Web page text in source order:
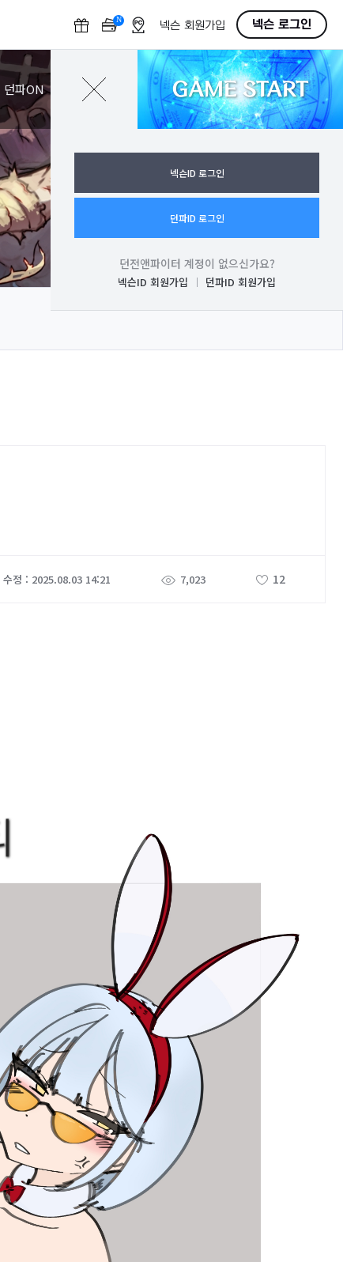
N
F
넥슨 회원가입 넥슨 로그인
던파ON GAME START
로그인
넥슨ID 로그인
던파ID 로그인
던전앤파이터 계정이 없으신가요?
넥슨ID 회원가입 던파ID 회원가입
수정 : 2025.08.03 14:21 7,023 12